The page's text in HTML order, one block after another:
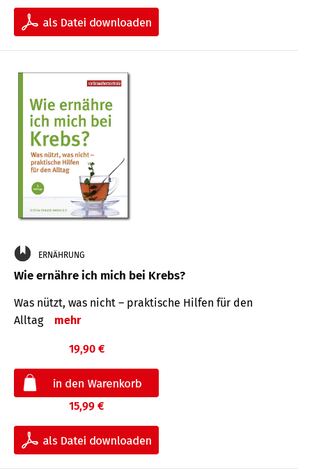
ERNÄHRUNG
Wie ernähre ich mich bei Krebs?
Was nützt, was nicht – praktische Hilfen für den
Alltag
mehr
19,90 €
15,99 €